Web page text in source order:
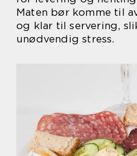
Maten bør komme til
og klar til servering,
unødvendig stress.